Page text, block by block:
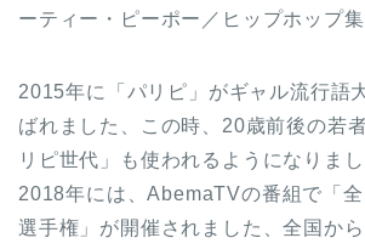
ーティー・ピーポー／ヒップホップ集
2015年に「パリピ」がギャル流行語
ばれました、この時、20歳前後の若
リピ世代」も使われるようになりまし
2018年には、AbemaTVの番組で「
選手権」が開催されました、全国か